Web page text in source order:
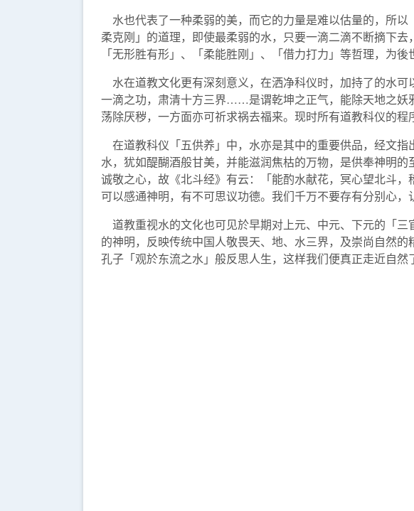
水也代表了一种柔弱的美，而它的力量是难以估量的，所
柔克刚」的道理，即使最柔弱的水，只要一滴二滴不断摘下
「无形胜有形」、「柔能胜刚」、「借力打力」等哲理，为
水在道教文化更有深刻意义，在洒净科仪时，加持了的水
一滴之功，肃清十方三界……是谓乾坤之正气，能除天地之妖
荡除厌秽，一方面亦可祈求祸去福来。现时所有道教科仪的
在道教科仪「五供养」中，水亦是其中的重要供品，经文
水，犹如醍醐酒般甘美，并能滋润焦枯的万物，是供奉神明
诚敬之心，故《北斗经》有云：「能酌水献花，冥心望北斗
可以感通神明，有不可思议功德。我们千万不要存有分别心，
道教重视水的文化也可见於早期对上元、中元、下元的「
的神明，反映传统中国人敬畏天、地、水三界，及崇尚自然
孔子「观於东流之水」般反思人生，这样我们便真正走近自然